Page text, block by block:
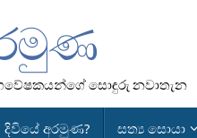
සොඳුරු නවාතැන
දිවියේ අරමුණ? සත්‍ය සොයා